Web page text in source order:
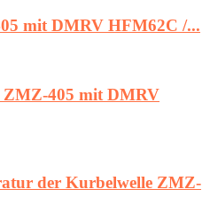
mit DMRV HFM62C /...
ZMZ-405 mit DMRV
der Kurbelwelle ZMZ-